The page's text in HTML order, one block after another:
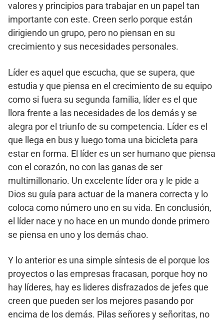
valores y principios para trabajar en un papel tan
importante con este. Creen serlo porque están
dirigiendo un grupo, pero no piensan en su
crecimiento y sus necesidades personales.
Líder es aquel que escucha, que se supera, que
estudia y que piensa en el crecimiento de su equipo
como si fuera su segunda familia, líder es el que
llora frente a las necesidades de los demás y se
alegra por el triunfo de su competencia. Líder es el
que llega en bus y luego toma una bicicleta para
estar en forma. El líder es un ser humano que piensa
con el corazón, no con las ganas de ser
multimillonario. Un excelente líder ora y le pide a
Dios su guía para actuar de la manera correcta y lo
coloca como número uno en su vida. En conclusión,
el líder nace y no hace en un mundo donde primero
se piensa en uno y los demás chao.
Y lo anterior es una simple síntesis de el porque los
proyectos o las empresas fracasan, porque hoy no
hay líderes, hay es lideres disfrazados de jefes que
creen que pueden ser los mejores pasando por
encima de los demás. Pilas señores y señoritas, no